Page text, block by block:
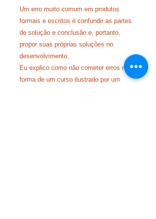
Um erro muito comum em produtos
formais e escritos é confundir as partes
de solução e conclusão e, portanto,
propor suas próprias soluções no
desenvolvimento.
Eu explico como não cometer erros na
forma de um curso ilustrado por um